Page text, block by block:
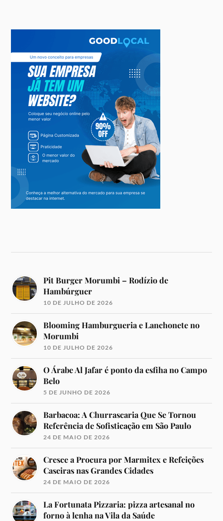
Pit Burger Morumbi – Rodízio de
Hambúrguer
10 DE JULHO DE 2026
Blooming Hamburgueria e Lanchonete no
Morumbi
10 DE JULHO DE 2026
O Árabe Al Jafar é ponto da esfiha no Campo
Belo
5 DE JUNHO DE 2026
Barbacoa: A Churrascaria Que Se Tornou
Referência de Sofisticação em São Paulo
24 DE MAIO DE 2026
Cresce a Procura por Marmitex e Refeições
Caseiras nas Grandes Cidades
24 DE MAIO DE 2026
La Fortunata Pizzaria: pizza artesanal no
forno à lenha na Vila da Saúde